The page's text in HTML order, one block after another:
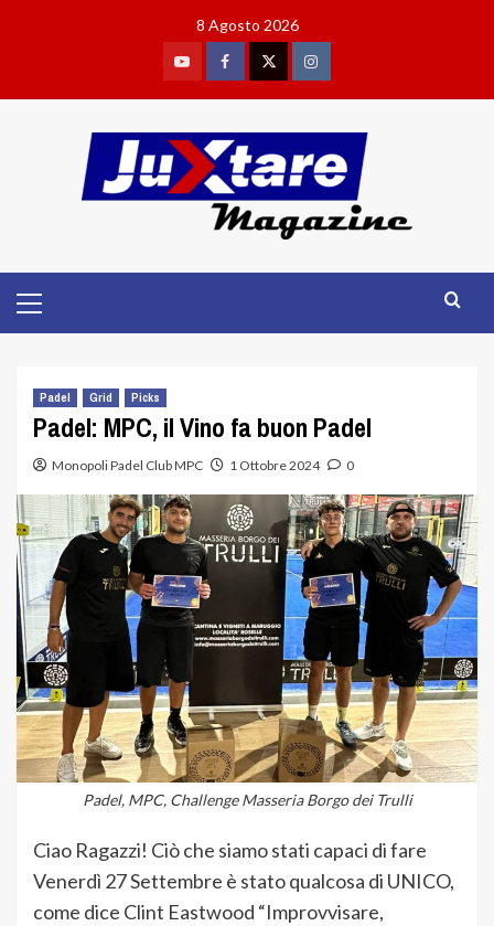
8 Agosto 2026
YoutubeFacebookTwitterInstagram
Menu
Padel Grid Picks
Padel: MPC, il Vino fa buon Padel
Monopoli Padel Club MPC 1 Ottobre 2024 0
Padel, MPC, Challenge Masseria Borgo dei Trulli
Ciao Ragazzi! Ciò che siamo stati capaci di fare
Venerdì 27 Settembre è stato qualcosa di UNICO,
come dice Clint Eastwood “Improvvisare,